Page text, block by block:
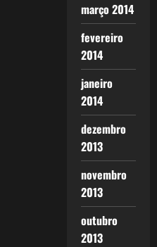
março 2014
fevereiro
2014
janeiro
2014
dezembro
2013
novembro
2013
outubro
2013